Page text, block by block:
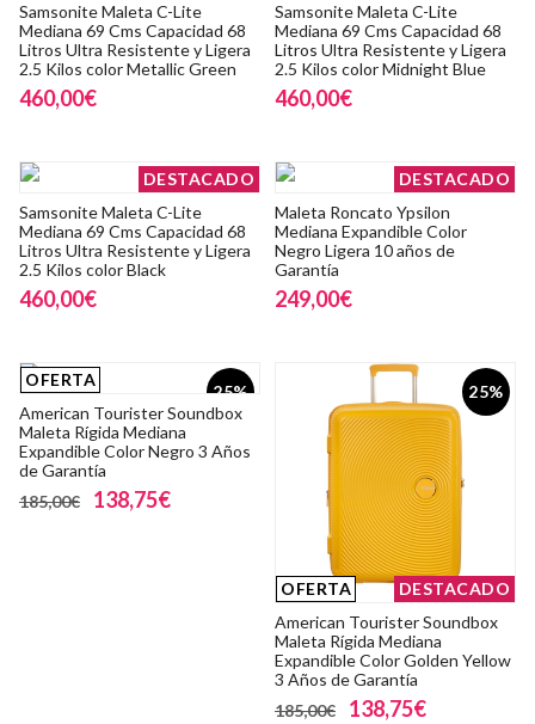
Samsonite Maleta C-Lite
Mediana 69 Cms Capacidad 68
Litros Ultra Resistente y Ligera
2.5 Kilos color Metallic Green
460,00€
Samsonite Maleta C-Lite
Mediana 69 Cms Capacidad 68
Litros Ultra Resistente y Ligera
2.5 Kilos color Midnight Blue
460,00€
DESTACADO
Samsonite Maleta C-Lite
Mediana 69 Cms Capacidad 68
Litros Ultra Resistente y Ligera
2.5 Kilos color Black
460,00€
DESTACADO
Maleta Roncato Ypsilon
Mediana Expandible Color
Negro Ligera 10 años de
Garantía
249,00€
25%
OFERTA
American Tourister Soundbox
Maleta Rígida Mediana
Expandible Color Negro 3 Años
de Garantía
185,00€
138,75€
25%
OFERTA
DESTACADO
American Tourister Soundbox
Maleta Rígida Mediana
Expandible Color Golden Yellow
3 Años de Garantía
185,00€
138,75€